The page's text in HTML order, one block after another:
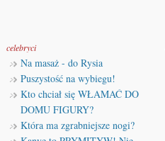
celebryci
Na masaż - do Rysia
Puszystość na wybiegu!
Kto chciał się WŁAMAĆ DO
DOMU FIGURY?
Która ma zgrabniejsze nogi?